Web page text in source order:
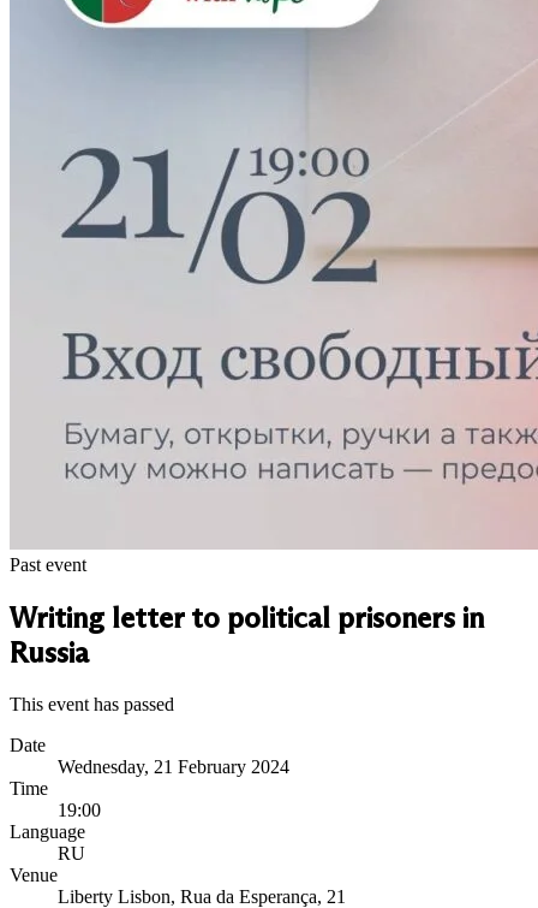
Past event
Writing letter to political prisoners in
Russia
This event has passed
Date
Wednesday, 21 February 2024
Time
19:00
Language
RU
Venue
Liberty Lisbon, Rua da Esperança, 21